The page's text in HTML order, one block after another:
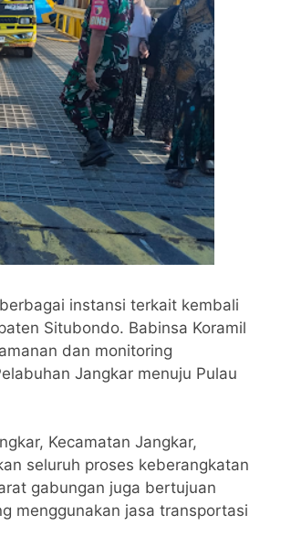
instansi terkait kembali
Situbondo. Babinsa Koramil
dan monitoring
Jangkar menuju Pulau
Kecamatan Jangkar,
seluruh proses keberangkatan
gabungan juga bertujuan
menggunakan jasa transportasi